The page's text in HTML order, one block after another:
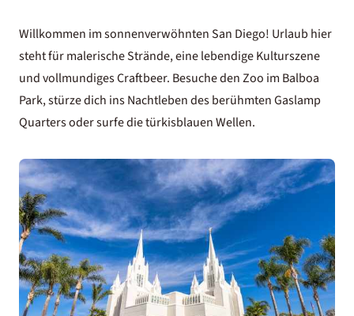
Willkommen im sonnenverwöhnten San Diego! Urlaub hier
steht für malerische Strände, eine lebendige Kulturszene
und vollmundiges Craftbeer. Besuche den Zoo im Balboa
Park, stürze dich ins Nachtleben des berühmten Gaslamp
Quarters oder surfe die türkisblauen Wellen.